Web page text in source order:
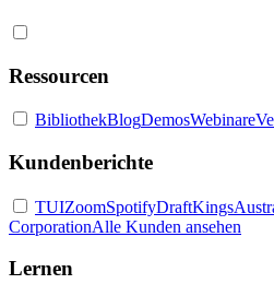
Ressourcen
BibliothekBlogDemosWebinare
Kundenberichte
TUIZoomSpotifyDraftKings
CorporationAlle Kunden ansehen
Lernen